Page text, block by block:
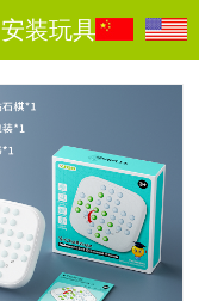
装玩具